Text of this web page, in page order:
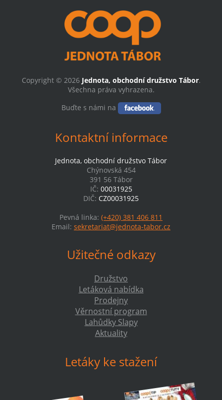
Copyright © 2026 Jednota, obchodní družstvo Tábor.
Všechna práva vyhrazena.
Buďte s námi na
Kontaktní informace
Jednota, obchodní družstvo Tábor
Chýnovská 454
391 56 Tábor
IČ: 00031925
DIČ: CZ00031925
Pevná linka: (+420) 381 406 811
Email: sekretariat@jednota-tabor.cz
Užitečné odkazy
Družstvo
Letáková nabídka
Prodejny
Věrnostní program
Lahůdky Slapy
Aktuality
Letáky ke stažení